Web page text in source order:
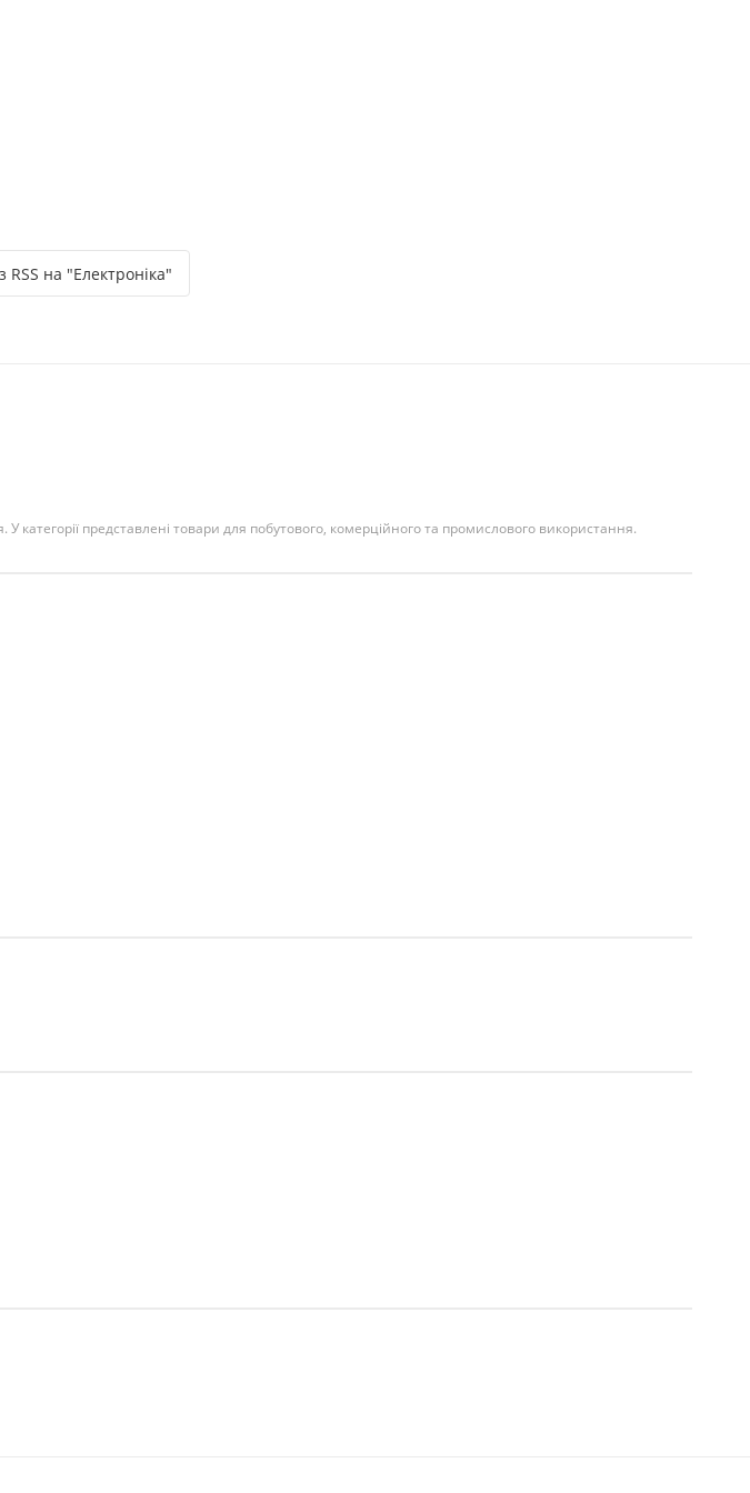
RSS на "Електроніка"
представлені товари для побутового, комерційного та промислового використання.